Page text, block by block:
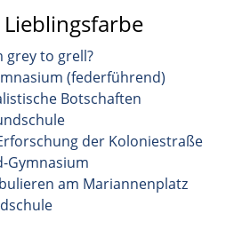
grey to grell?
(federführend)
Botschaften
der Koloniestraße
Gymnasium
am Mariannenplatz